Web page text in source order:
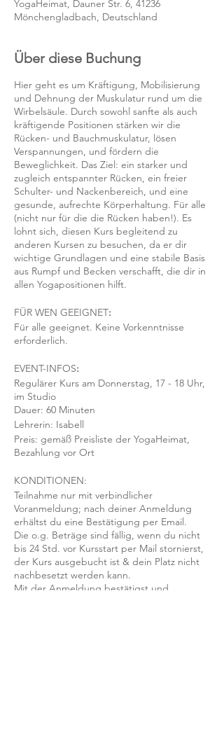
YogaHeimat, Dauner Str. 6, 41236
Mönchengladbach, Deutschland
Über diese Buchung
Hier geht es um Kräftigung, Mobilisierung
und Dehnung der Muskulatur rund um die
Wirbelsäule. Durch sowohl sanfte als auch
kräftigende Positionen stärken wir die
Rücken- und Bauchmuskulatur, lösen
Verspannungen, und fördern die
Beweglichkeit. Das Ziel: ein starker und
zugleich entspannter Rücken, ein freier
Schulter- und Nackenbereich, und eine
gesunde, aufrechte Körperhaltung. Für alle
(nicht nur für die die Rücken haben!). Es
lohnt sich, diesen Kurs begleitend zu
anderen Kursen zu besuchen, da er dir
wichtige Grundlagen und eine stabile Basis
aus Rumpf und Becken verschafft, die dir in
allen Yogapositionen hilft.
FÜR WEN GEEIGNET:
Für alle geeignet. Keine Vorkenntnisse
erforderlich.
EVENT-INFOS:
Regulärer Kurs am Donnerstag, 17 - 18 Uhr,
im Studio
Dauer: 60 Minuten
Lehrerin: Isabell
Preis: gemäß Preisliste der YogaHeimat,
Bezahlung vor Ort
KONDITIONEN:
Teilnahme nur mit verbindlicher
Voranmeldung; nach deiner Anmeldung
erhältst du eine Bestätigung per Email.
Die o.g. Beträge sind fällig, wenn du nicht
bis 24 Std. vor Kursstart per Mail stornierst,
der Kurs ausgebucht ist & dein Platz nicht
nachbesetzt werden kann.
Mit der Anmeldung bestätigst und